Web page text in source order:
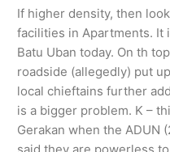
If higher density, then
facilities in Apartments. It
Batu Uban today. On th
roadside (allegedly) put
local chieftains further
is a bigger problem. K –
Gerakan when the ADUN
said they are powerless